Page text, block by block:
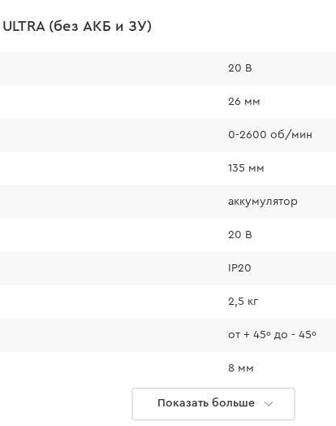
(без АКБ и ЗУ)
20 В
26 мм
0-2600 об/мин
135 мм
аккумулятор
20 В
IP20
2,5 кг
от + 45º до - 45º
8 мм
алюминий
Показать больше